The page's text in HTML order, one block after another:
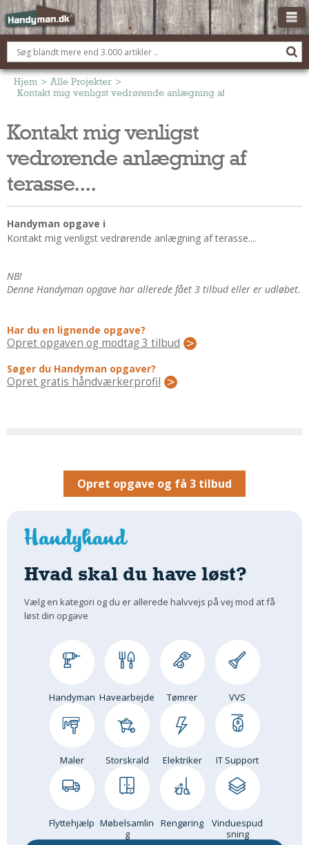
OM HANDYMAN.DK
FÅ 3 TILBUD
ANNONCERING
BOLIG KØBERÅDGIVNING
TØMRER/SNEDKER
Reparation Og Vedligehold
Om Materialer
ELEKTRIKER
Udskiftning Og Montage
Om Materialer
Tips Og Tests
Udendørs
Kan Det Males?
MURER
Nybygning
Reparationer
Om Værktøj
Udskiftning Og Montage
Om Materialer
Tips Og Tricks
GARTNER
Hjem > Alle Projekter >
Kontakt mig venligst vedrørende anlægning af terasse....
Kontakt mig venligst
vedrørende anlægning af
terasse....
Handyman opgave i
Kontakt mig venligst vedrørende anlægning af terasse....
NB!
Denne Handyman opgave har allerede fået 3 tilbud eller er udløbet.
Har du en lignende opgave?
Opret opgaven og modtag 3 tilbud
Søger du Handyman opgaver?
Opret gratis håndværkerprofil
Opret opgave og få 3 tilbud
Hvad skal du have løst?
Vælg en kategori og du er allerede halvvejs på vej mod at få
løst din opgave
Handyman Havearbejde Tømrer VVS
Maler Storskrald Elektriker IT Support
Flyttehjælp Møbelsamlin
g
Rengøring
Vinduespud
sning